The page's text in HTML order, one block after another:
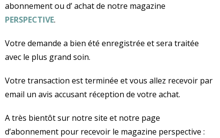
abonnement ou d’ achat de notre magazine
PERSPECTIVE.
Votre demande a bien été enregistrée et sera traitée
avec le plus grand soin.
Votre transaction est terminée et vous allez recevoir par
email un avis accusant réception de votre achat.
A très bientôt sur notre site et notre page
d’abonnement pour recevoir le magazine perspective :